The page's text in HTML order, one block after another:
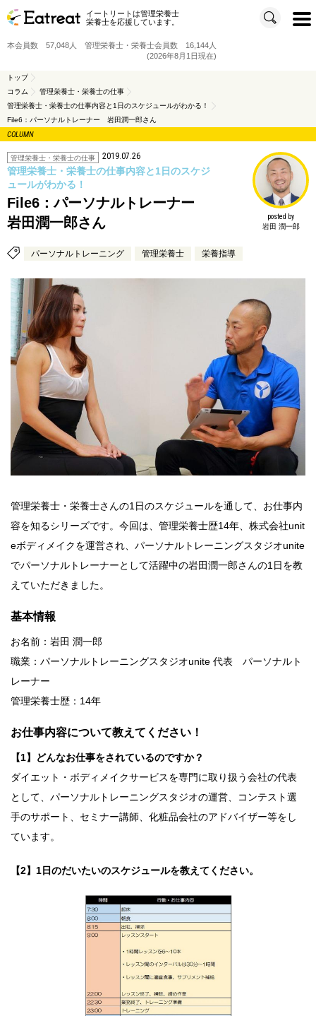
イートリートは管理栄養士
栄養士を応援しています。
t
o
本会員数 57,048人 管理栄養士・栄養士会員数 16,144人
(2026年8月1日現在)
トップ
コラム
管理栄養士・栄養士の仕事
管理栄養士・栄養士の仕事内容と1日のスケジュールがわかる！
File6：パーソナルトレーナー 岩田潤一郎さん
COLUMN
管理栄養士・栄養士の仕事 2019.07.26
管理栄養士・栄養士の仕事内容と1日のスケジ
ュールがわかる！
File6：パーソナルトレーナー
岩田潤一郎さん
posted by
岩田 潤一郎
パーソナルトレーニング 管理栄養士 栄養指導
管理栄養士・栄養士さんの1日のスケジュールを通して、お仕事内
容を知るシリーズです。今回は、管理栄養士歴14年、株式会社unit
eボディメイクを運営され、パーソナルトレーニングスタジオunite
でパーソナルトレーナーとして活躍中の岩田潤一郎さんの1日を教
えていただきました。
基本情報
お名前：岩田 潤一郎
職業：パーソナルトレーニングスタジオunite 代表 パーソナルト
レーナー
管理栄養士歴：14年
お仕事内容について教えてください！
【1】どんなお仕事をされているのですか？
ダイエット・ボディメイクサービスを専門に取り扱う会社の代表
として、パーソナルトレーニングスタジオの運営、コンテスト選
手のサポート、セミナー講師、化粧品会社のアドバイザー等をし
ています。
【2】1日のだいたいのスケジュールを教えてください。